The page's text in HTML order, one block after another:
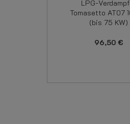
LPG-
Tomasetto AT07
(bis 75 KW)
96,50 €